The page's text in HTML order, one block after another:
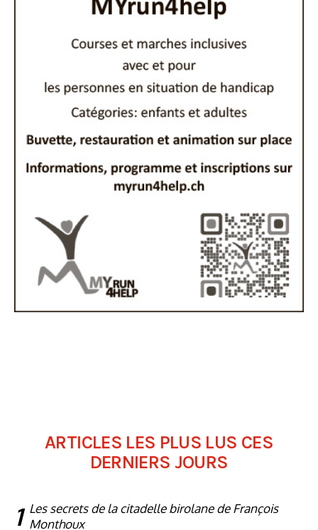
ARTICLES LES PLUS LUS CES
DERNIERS JOURS
1 Les secrets de la citadelle birolane de François
Monthoux